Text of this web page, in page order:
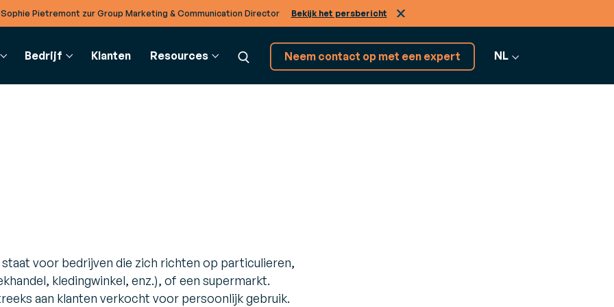
Pietremont zur Group Marketing & Communication Director Bekijk het persbericht
Mangement
de efficiëntie in uw
TradeXpress Infinity
De snelste elektronische
gegevensuitwisseling
Bedrijf Klanten Resources Neem contact op met een expert NL
staat voor bedrijven die zich richten op particulieren,
kledingwinkel, enz.), of een supermarkt.
aan klanten verkocht voor persoonlijk gebruik.